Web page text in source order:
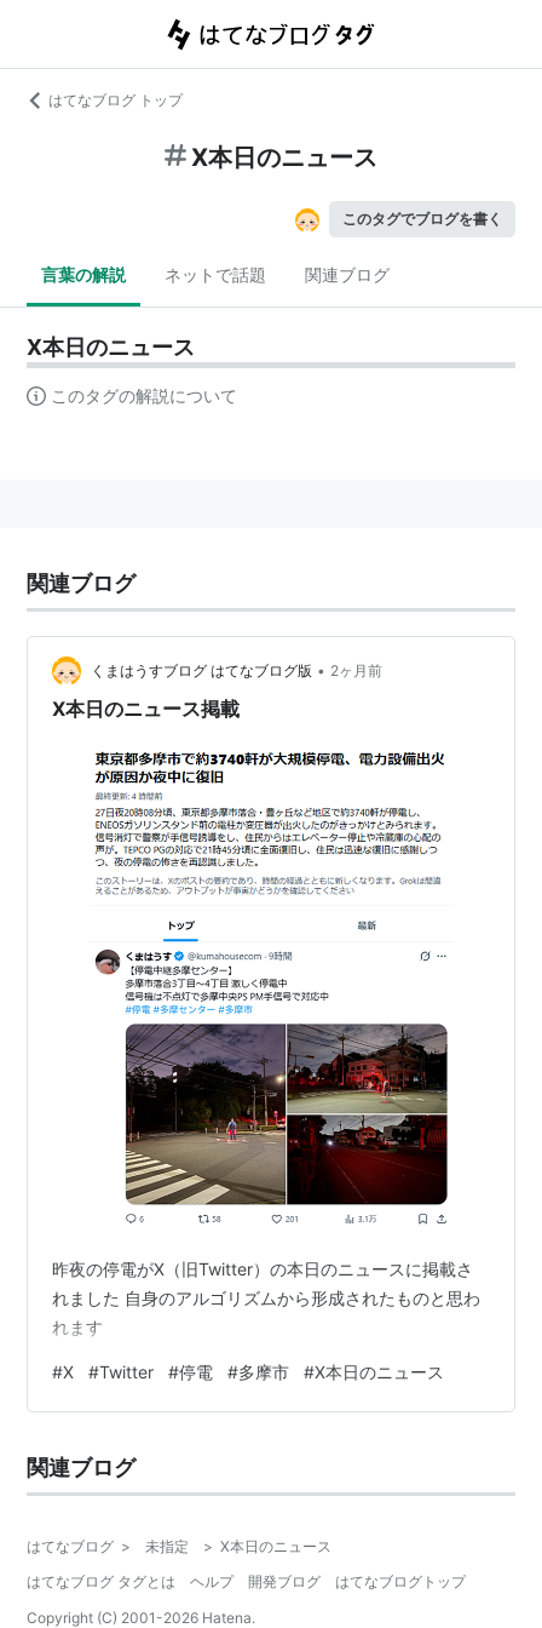
はてなブログ トップ
X本日のニュース
このタグでブログを書く
言葉の解説 ネットで話題 関連ブログ
X本日のニュース
このタグの解説について
関連ブログ
くまはうすブログ はてなブログ版 • 2ヶ月前
X本日のニュース掲載
昨夜の停電がX（旧Twitter）の本日のニュースに掲載さ
れました 自身のアルゴリズムから形成されたものと思わ
れます
#X #Twitter #停電 #多摩市 #X本日のニュース
関連ブログ
はてなブログ > 未指定 > X本日のニュース
はてなブログ タグとは
ヘルプ 開発ブログ
はてなブログトップ
Copyright (C) 2001-2026 Hatena.